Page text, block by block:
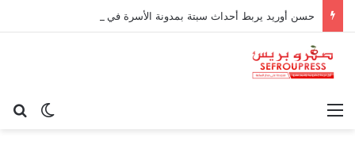
الوضع القائمة